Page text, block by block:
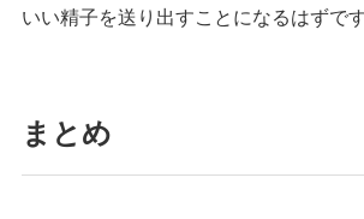
いい精子を送り出すことになるはずです
まとめ